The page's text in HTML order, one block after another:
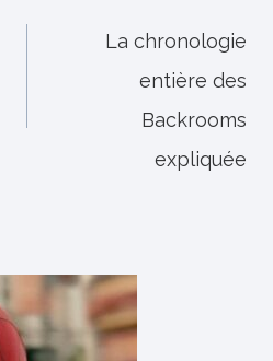
La chronologie
entière des
Backrooms
expliquée